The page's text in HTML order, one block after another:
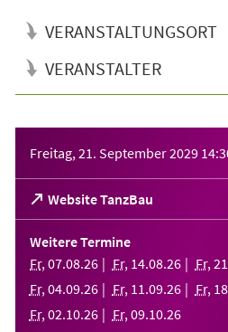
VERANSTALTUNGSORT
VERANSTALTER
Freitag, 21. September 2029
Website TanzBau
(Öffnet
in
einem
neuen
Tab)
Weitere Termine
Fr, 07.08.26 Fr, 14.08.26 Fr, 21
Fr, 04.09.26 Fr, 11 .09.26 Fr, 18
Fr, 02.10.26 Fr, 09.10.26